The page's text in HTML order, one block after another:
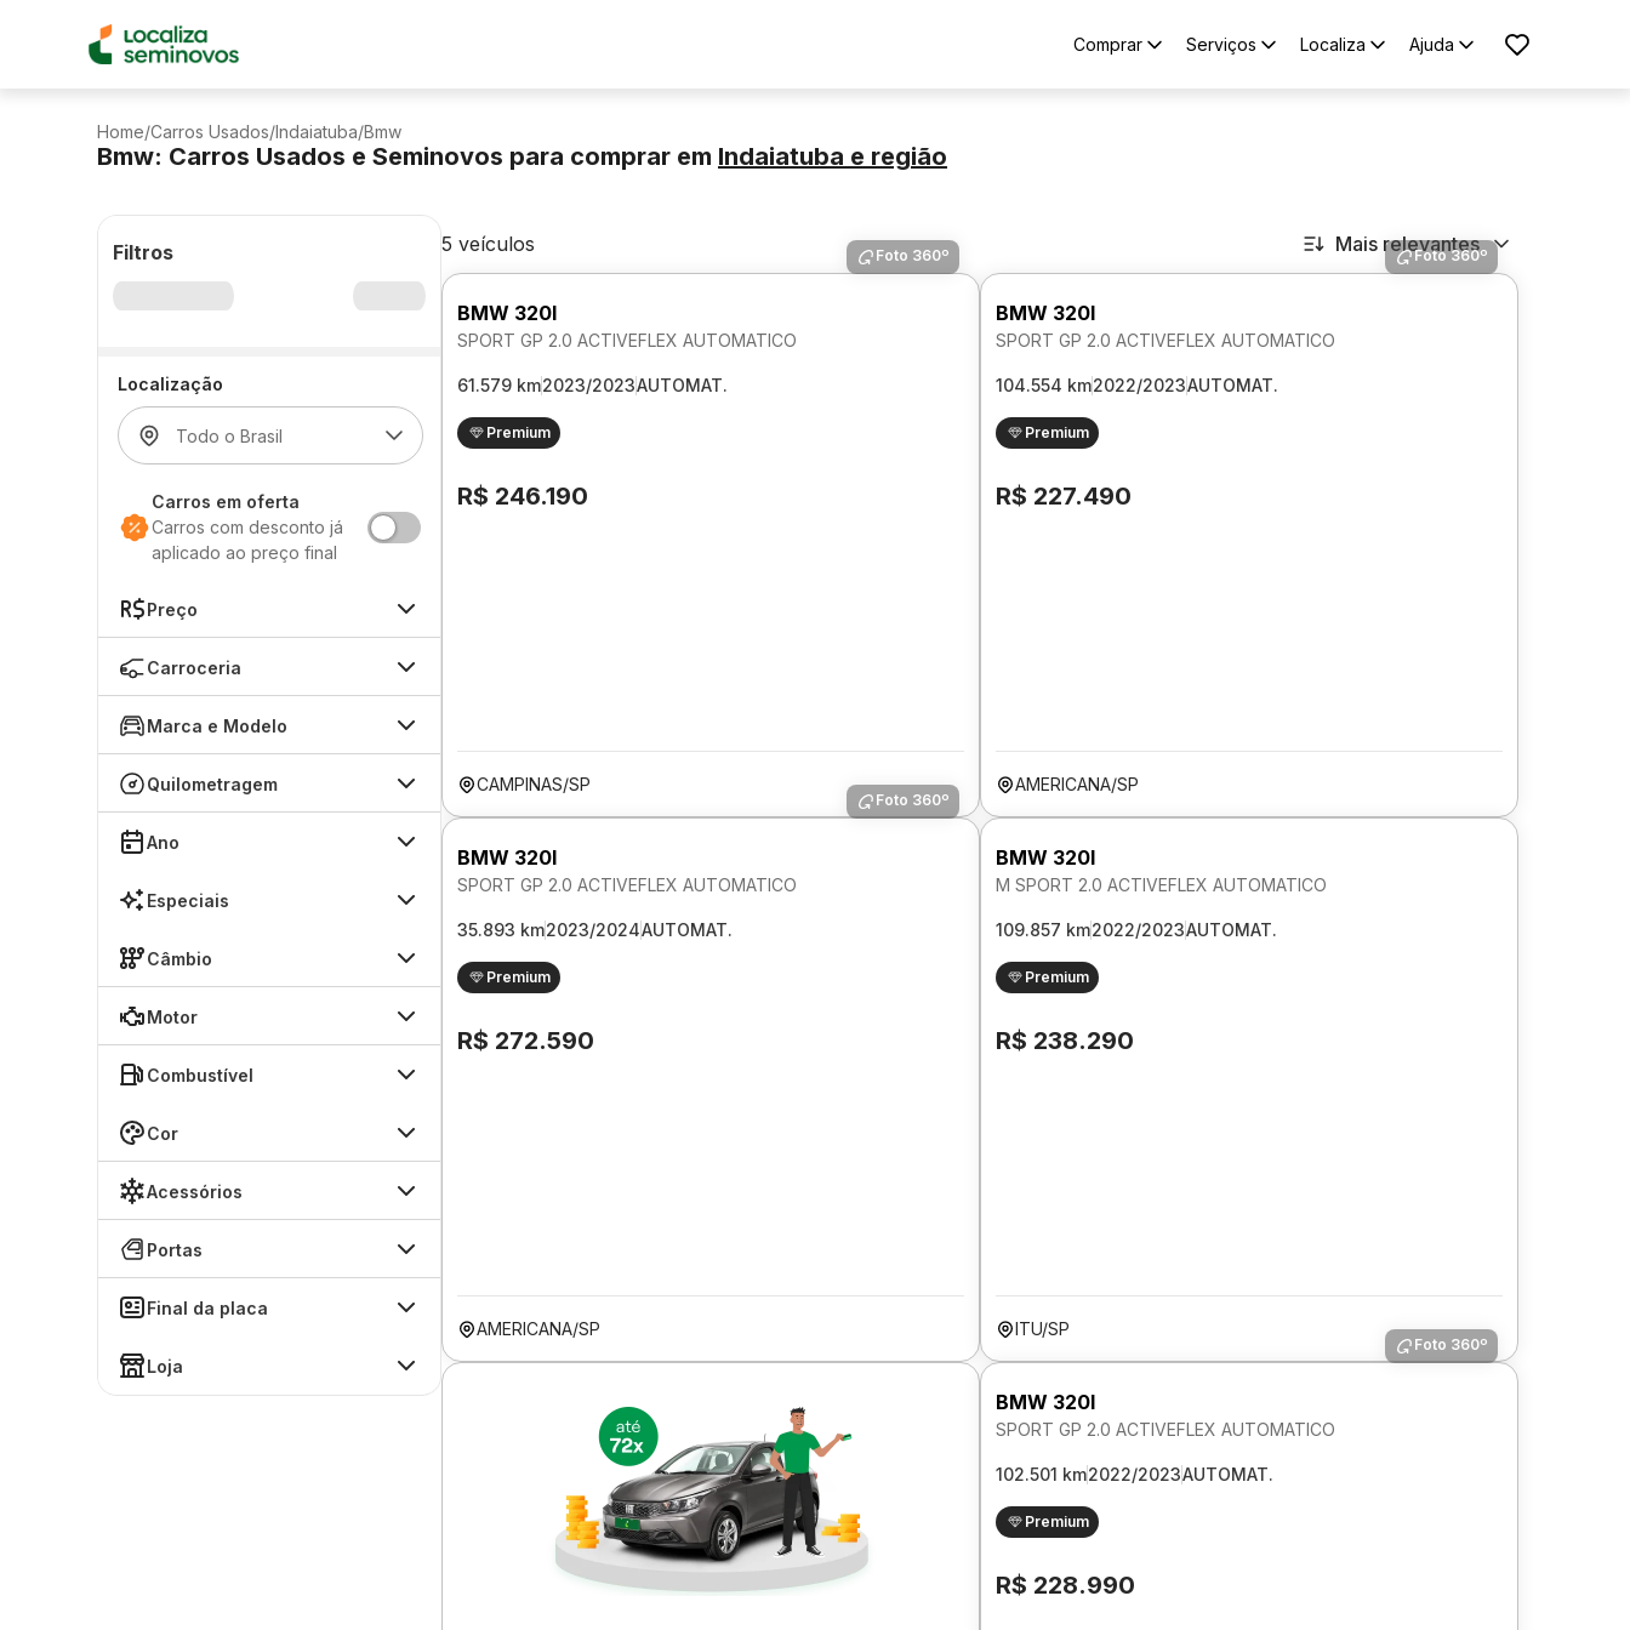
Comprar Serviços Localiza Ajuda
Home/Carros Usados/Indaiatuba/Bmw
Bmw: Carros Usados e Seminovos para comprar em Indaiatuba e região
Filtros
Localização
Carros em oferta
Carros com desconto já
aplicado ao preço final
Preço
Carroceria
Marca e Modelo
Quilometragem
Ano
Especiais
Câmbio
Motor
Combustível
Cor
Acessórios
Portas
Final da placa
Loja
5 veículos Mais relevantes
Foto 360º
BMW 320I
SPORT GP 2.0 ACTIVEFLEX AUTOMATICO
61.579 km2023/2023AUTOMAT.
Premium
R$ 246.190
CAMPINAS/SP
Foto 360º
BMW 320I
SPORT GP 2.0 ACTIVEFLEX AUTOMATICO
104.554 km2022/2023AUTOMAT.
Premium
R$ 227.490
AMERICANA/SP
Foto 360º
BMW 320I
SPORT GP 2.0 ACTIVEFLEX AUTOMATICO
35.893 km2023/2024AUTOMAT.
Premium
R$ 272.590
AMERICANA/SP
BMW 320I
M SPORT 2.0 ACTIVEFLEX AUTOMATICO
109.857 km2022/2023AUTOMAT.
Premium
R$ 238.290
ITU/SP
Foto 360º
BMW 320I
SPORT GP 2.0 ACTIVEFLEX AUTOMATICO
102.501 km2022/2023AUTOMAT.
Premium
R$ 228.990